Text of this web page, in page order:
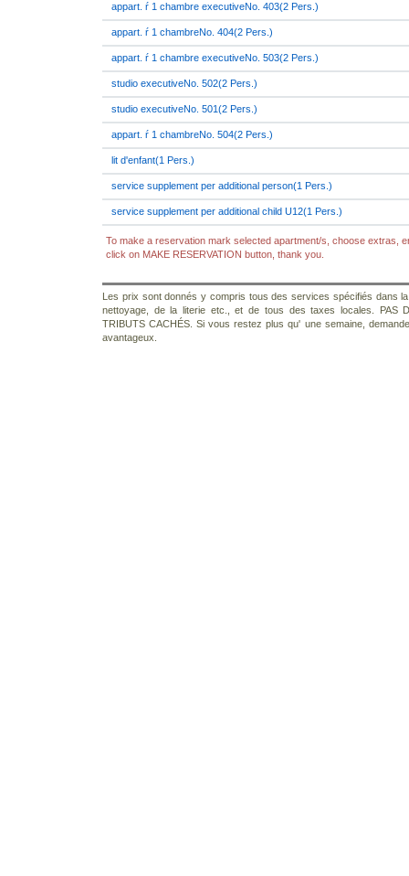
appart. ŕ 1 chambre executiveNo. 403(2 Pers.)
appart. ŕ 1 chambreNo. 404(2 Pers.)
appart. ŕ 1 chambre executiveNo. 503(2 Pers.)
studio executiveNo. 502(2 Pers.)
studio executiveNo. 501(2 Pers.)
appart. ŕ 1 chambreNo. 504(2 Pers.)
lit d'enfant(1 Pers.)
service supplement per additional person(1 Pers.)
service supplement per additional child U12(1 Pers.)
To make a reservation mark selected apartment/s, choose extras,
click on MAKE RESERVATION button, thank you.
Les prix sont donnés y compris tous des services spécifiés dans
nettoyage, de la literie etc., et de tous des taxes locales. PAS
TRIBUTS CACHÉS. Si vous restez plus qu' une semaine,
avantageux.